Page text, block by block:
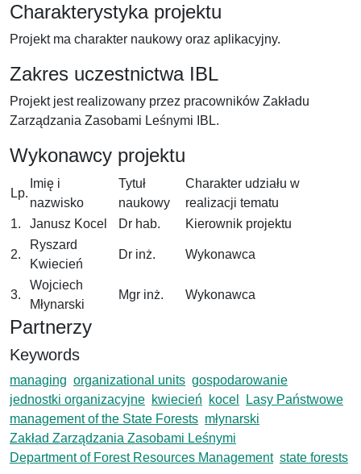
Charakterystyka projektu
Projekt ma charakter naukowy oraz aplikacyjny.
Zakres uczestnictwa IBL
Projekt jest realizowany przez pracowników Zakładu
Zarządzania Zasobami Leśnymi IBL.
Wykonawcy projektu
Lp.
Imię i
nazwisko
Tytuł
naukowy
Charakter udziału w
realizacji tematu
1.
Janusz Kocel Dr hab. Kierownik projektu
2.
Ryszard
Kwiecień
Dr inż. Wykonawca
3.
Wojciech
Młynarski
Mgr inż. Wykonawca
Partnerzy
Keywords
managing organizational units gospodarowanie
jednostki organizacyjne kwiecień kocel
Lasy Państwowe
management of the State Forests młynarski
Zakład Zarządzania Zasobami Leśnymi
Department of Forest Resources Management state forests